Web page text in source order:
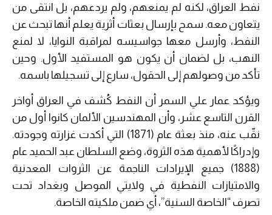
نفط العراق، لكنه لم يمنعهم، ولم يردعهم، بل انتقى من
يتعاون معه. سمح بإرسال بعثات أثرية يعلم أنها تبحث عن
النفط، وأرسل معها جواسيسه لمراقبة النوايا، لا لمنع
النهب، بل لضمان أن يكون هو المستفيد الأول. وحين
تأكد من وصولهم إلى الحقول، سارع إلى تسجيلها باسمه.
ويؤكد عمار علي السمر أن النفط كُشف في العراق أواخر
القرن التاسع عشر، وأن المهندسين الألمان كانوا أول من
نقّب عنه، منذ بعثة عام (1871) التي أكدت غزارته وجودته.
وإدراكًا لأهمية هذه الثروة، وضع السلطان عبد الحميد عام
(1888) جميع الإيرادات الناجمة عن الثروات المعدنية
والامتيازات النفطية في ولايتي الموصل وبغداد تحت
تصرف “الخاصة السنية”، أي ضمن ملكيته الخاصة.